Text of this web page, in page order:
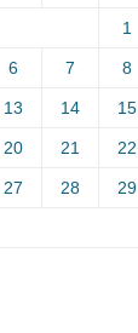
1
6 7 8
13 14 15
20 21 22
27 28 29